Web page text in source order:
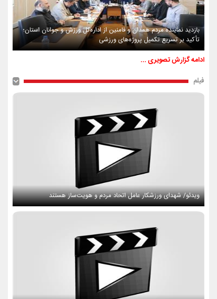
بازدید نماینده مردم همدان و فامنین از اداره‌کل ورزش و جوانان استان؛
تأکید بر تسریع تکمیل پروژه‌های ورزشی
ادامه گزارش تصویری ...
فیلم
ویدئو/ شهدای ورزشکار عامل اتحاد مردم و هویت‌ساز هستند